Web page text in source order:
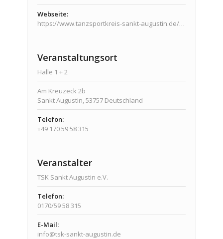
Webseite:
https://www.tanzsportkreis-sankt-augustin.de/veranstaltungen/veranstaltungen/
Veranstaltungsort
Halle 1 + 2
Am Kreuzeck 2b
Sankt Augustin,53757 Deutschland
Telefon:
+49 170 59 58 315
Veranstalter
TSK Sankt Augustin e.V.
Telefon:
0170/59 58 315
E-Mail:
info@tsk-sankt-augustin.de